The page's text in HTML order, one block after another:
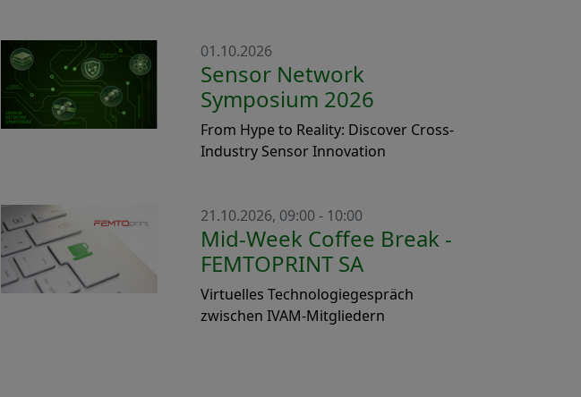
01.10.2026
Sensor Network
Symposium 2026
From Hype to Reality: Discover Cross-
Industry Sensor Innovation
21.10.2026, 09:00 - 10:00
Mid-Week Coffee Break -
FEMTOPRINT SA
Virtuelles Technologiegespräch
zwischen IVAM-Mitgliedern